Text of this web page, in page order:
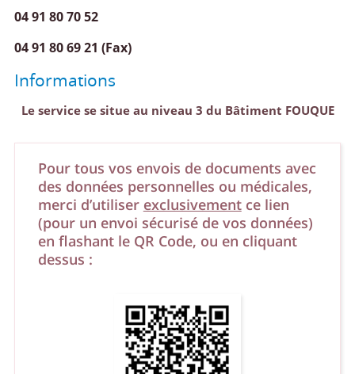
04 91 80 70 52
04 91 80 69 21 (Fax)
Informations
Le service se situe au niveau 3 du Bâtiment FOUQUE
Pour tous vos envois de documents avec
des données personnelles ou médicales,
merci d’utiliser exclusivementce lien
(pour un envoi sécurisé de vos données)
en flashant le QR Code, ou en cliquant
dessus :